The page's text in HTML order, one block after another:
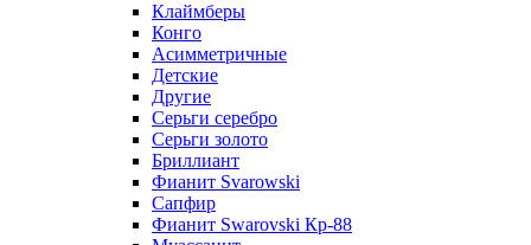
Клаймберы
Конго
Асимметричные
Детские
Другие
Серьги серебро
Серьги золото
Бриллиант
Фианит Svarowski
Сапфир
Фианит Swarovski Кр-88